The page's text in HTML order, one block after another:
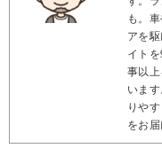
も。
アを
イト
事以
いま
りや
をお